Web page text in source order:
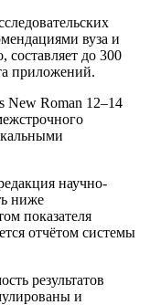
вуза и
составляет до 300
приложений.
New Roman 12–14
научно-
ниже
показателя
отчётом системы
результатов
и